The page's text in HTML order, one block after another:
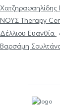
Χατζηραφαηλίδης
ΝΟΥΣ Therapy
Δέλλιου Ευανθία
Βαρσάμη